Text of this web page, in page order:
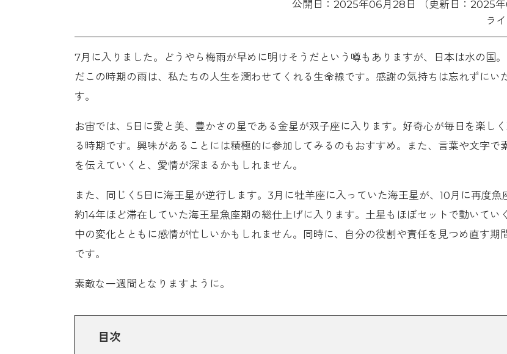
公開日：2025年06月28日 （更新日：2025年
ラ
7月に入りました。どうやら梅雨が早めに明けそうだという噂もありますが、日本は水の国
だこの時期の雨は、私たちの人生を潤わせてくれる生命線です。感謝の気持ちは忘れずにい
す。
お宙では、5日に愛と美、豊かさの星である金星が双子座に入ります。好奇心が毎日を楽し
る時期です。興味があることには積極的に参加してみるのもおすすめ。また、言葉や文字で
を伝えていくと、愛情が深まるかもしれません。
また、同じく5日に海王星が逆行します。3月に牡羊座に入っていた海王星が、10月に再度魚
約14年ほど滞在していた海王星魚座期の総仕上げに入ります。土星もほぼセットで動いてい
中の変化とともに感情が忙しいかもしれません。同時に、自分の役割や責任を見つめ直す期
です。
素敵な一週間となりますように。
目次